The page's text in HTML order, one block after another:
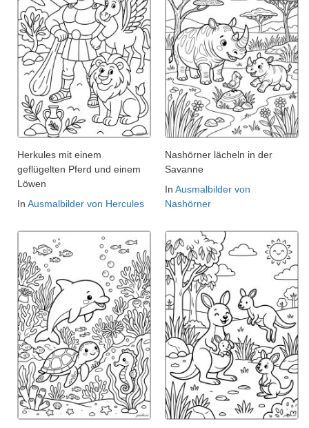
Herkules mit einem
geflügelten Pferd und einem
Löwen
In Ausmalbilder von Hercules
Nashörner lächeln in der
Savanne
In Ausmalbilder von
Nashörner